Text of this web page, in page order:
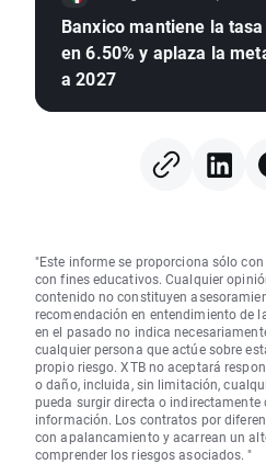
Banxico mantiene la tasa
en 6.50% y aplaza la
a 2027
"Este informe se proporciona sólo
con fines educativos. Cualquier
contenido no constituyen
recomendación en entendimiento de
en el pasado no indica
cualquier persona que actúe sobre
propio riesgo. XTB no aceptará
o daño, incluida, sin limitación,
pueda surgir directa o
información. Los contratos por
con apalancamiento y acarrean un
comprender los riesgos asociados. "